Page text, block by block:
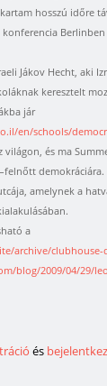
hosszú időre
konferencia
Jákov Hecht, aki
keresztelt
jár
en/schools/
világon, és ma
demokráciára.
amelynek a
a
archive/clubhouse-
blog/2009/04/29/
és